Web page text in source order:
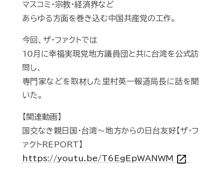
マスコミ・宗教・経済界など
あらゆる方面を巻き込む中国共産党の工作。
今回、ザ・ファクトでは
10月に幸福実現党地方議員団と共に台湾を公式訪
問し、
専門家などを取材した里村英一報道局長に話を聞
いた。
【関連動画】
国交なき親日国・台湾～地方からの日台友好【ザ・フ
ァクトREPORT】
https://youtu.be/T6EgEpWANWM open_in_new